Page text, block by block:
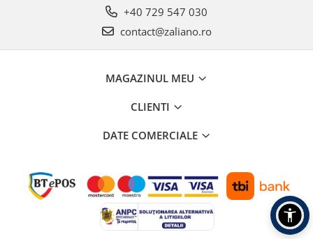
+40 729 547 030
contact@zaliano.ro
MAGAZINUL MEU
CLIENTI
DATE COMERCIALE